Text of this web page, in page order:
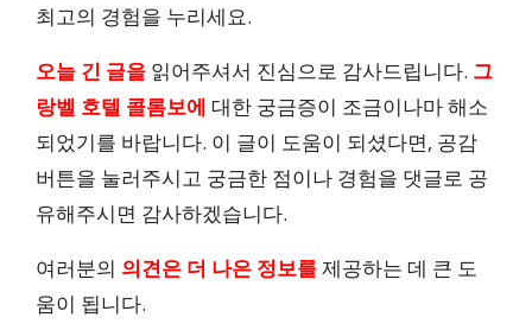
스탠다드 트윈 씨뷰
28m²
최고의 경험을 누리세요.
오늘 긴 글을 읽어주셔서 진심으로 감사드립니다. 그
랑벨 호텔 콜롬보에 대한 궁금증이 조금이나마 해소
되었기를 바랍니다. 이 글이 도움이 되셨다면, 공감
버튼을 눌러주시고 궁금한 점이나 경험을 댓글로 공
유해주시면 감사하겠습니다.
여러분의 의견은 더 나은 정보를제공하는 데 큰 도
움이 됩니다.